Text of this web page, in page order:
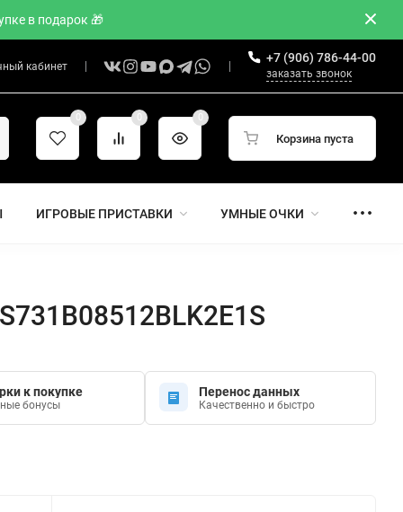
в подарок 🎁
кабинет
+7 (906) 786-44-00
заказать звонок
0 0 0
Корзина пуста
ИГРОВЫЕ ПРИСТАВКИ УМНЫЕ ОЧКИ
к покупке
бонусы
Перенос данных
Качественно и быстро